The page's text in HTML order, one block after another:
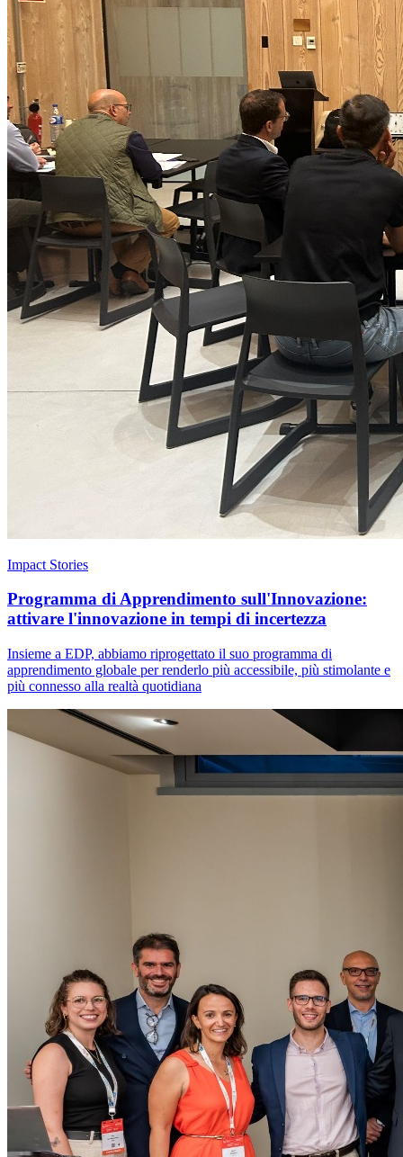
Impact Stories
Programma di Apprendimento sull'Innovazione:
attivare l'innovazione in tempi di incertezza
Insieme a EDP, abbiamo riprogettato il suo programma di
apprendimento globale per renderlo più accessibile, più stimolante e
più connesso alla realtà quotidiana